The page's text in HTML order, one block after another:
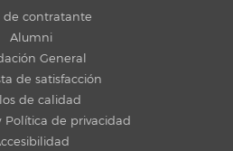
de contratante
Alumni
General
de satisfacción
de calidad
Política de privacidad